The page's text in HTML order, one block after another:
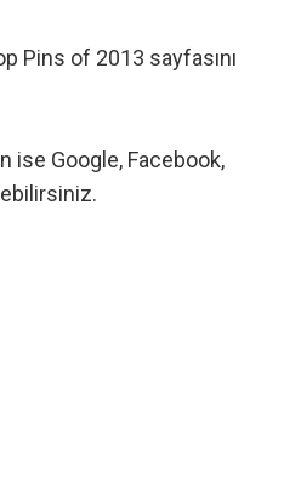
Pins of 2013 sayfasını
ise Google, Facebook,